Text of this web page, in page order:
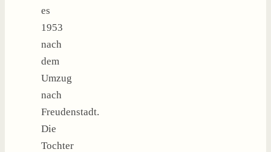
es
1953
nach
dem
Umzug
nach
Freudenstadt.
Die
Tochter